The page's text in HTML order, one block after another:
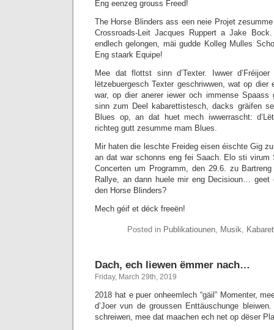
Eng eenzeg grouss Freed!
The Horse Blinders ass een neie Projet
Crossroads-Leit Jacques Ruppert a Jake
endlech gelongen, mäi gudde Kolleg Mulles
Eng staark Equipe!
Mee dat flottst sinn d’Texter. Iwwer
lëtzebuergesch Texter geschriwwen, wat op dier
war, op dier anerer iewer och immense Spaass
sinn zum Deel kabarettistesch, dacks gräifen
Blues op, an dat huet mech iwwerrascht:
richteg gutt zesumme mam Blues.
Mir haten die leschte Freideg eisen éischte Gig
an dat war schonns eng fei Saach. Elo sti virum
Concerten um Programm, den 29.6. zu
Rallye, an dann huele mir eng Decisioun… geet
den Horse Blinders?
Mech géif et déck freeën!
Posted in Publikatiounen, Musik, Kabaret
Dach, ech liewen ëmmer nach…
Friday, March 29th, 2019
2018 hat e puer onheemlech “gäil” Momenter,
d’Joer vun de groussen Enttäuschunge
schreiwen, mee dat maachen ech net op dëser